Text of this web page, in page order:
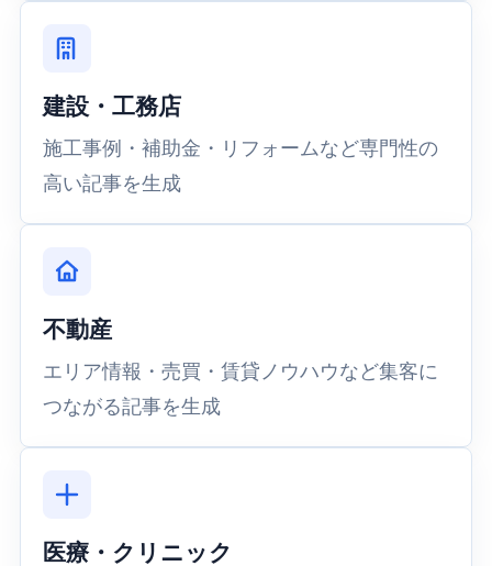
建設・工務店
施工事例・補助金・リフォームなど専門性の
高い記事を生成
不動産
エリア情報・売買・賃貸ノウハウなど集客に
つながる記事を生成
医療・クリニック